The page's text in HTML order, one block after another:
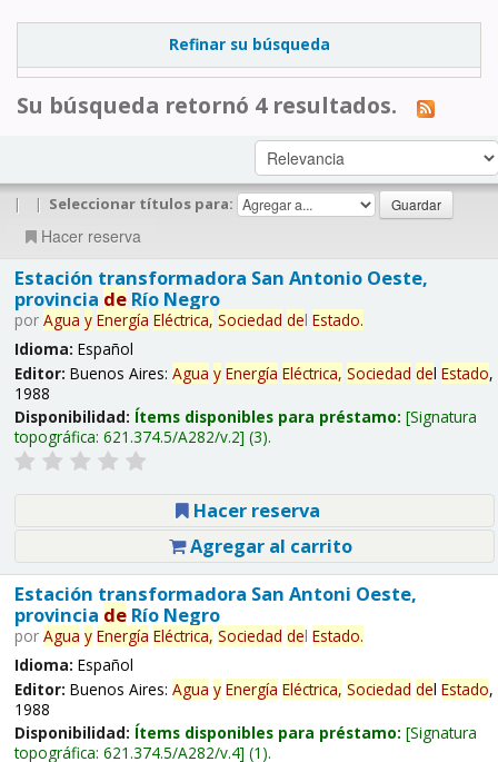
Refinar su búsqueda
Su búsqueda retornó 4 resultados.
| | Seleccionar títulos para:
Hacer reserva
Estación transformadora San Antonio Oeste,
provincia deRío Negro
por Agua y Energía Eléctrica, Sociedad del Estado.
Idioma: Español
Editor: Buenos Aires: Agua y Energía Eléctrica, Sociedad del Estado,
1988
Disponibilidad: Ítems disponibles para préstamo: Signatura
topográfica: 621.374.5/A282/v.2 (3).
Hacer reserva
Agregar al carrito
Estación transformadora San Antoni Oeste,
provincia deRío Negro
por Agua y Energía Eléctrica, Sociedad del Estado.
Idioma: Español
Editor: Buenos Aires: Agua y Energía Eléctrica, Sociedad del Estado,
1988
Disponibilidad: Ítems disponibles para préstamo: Signatura
topográfica: 621.374.5/A282/v.4 (1).